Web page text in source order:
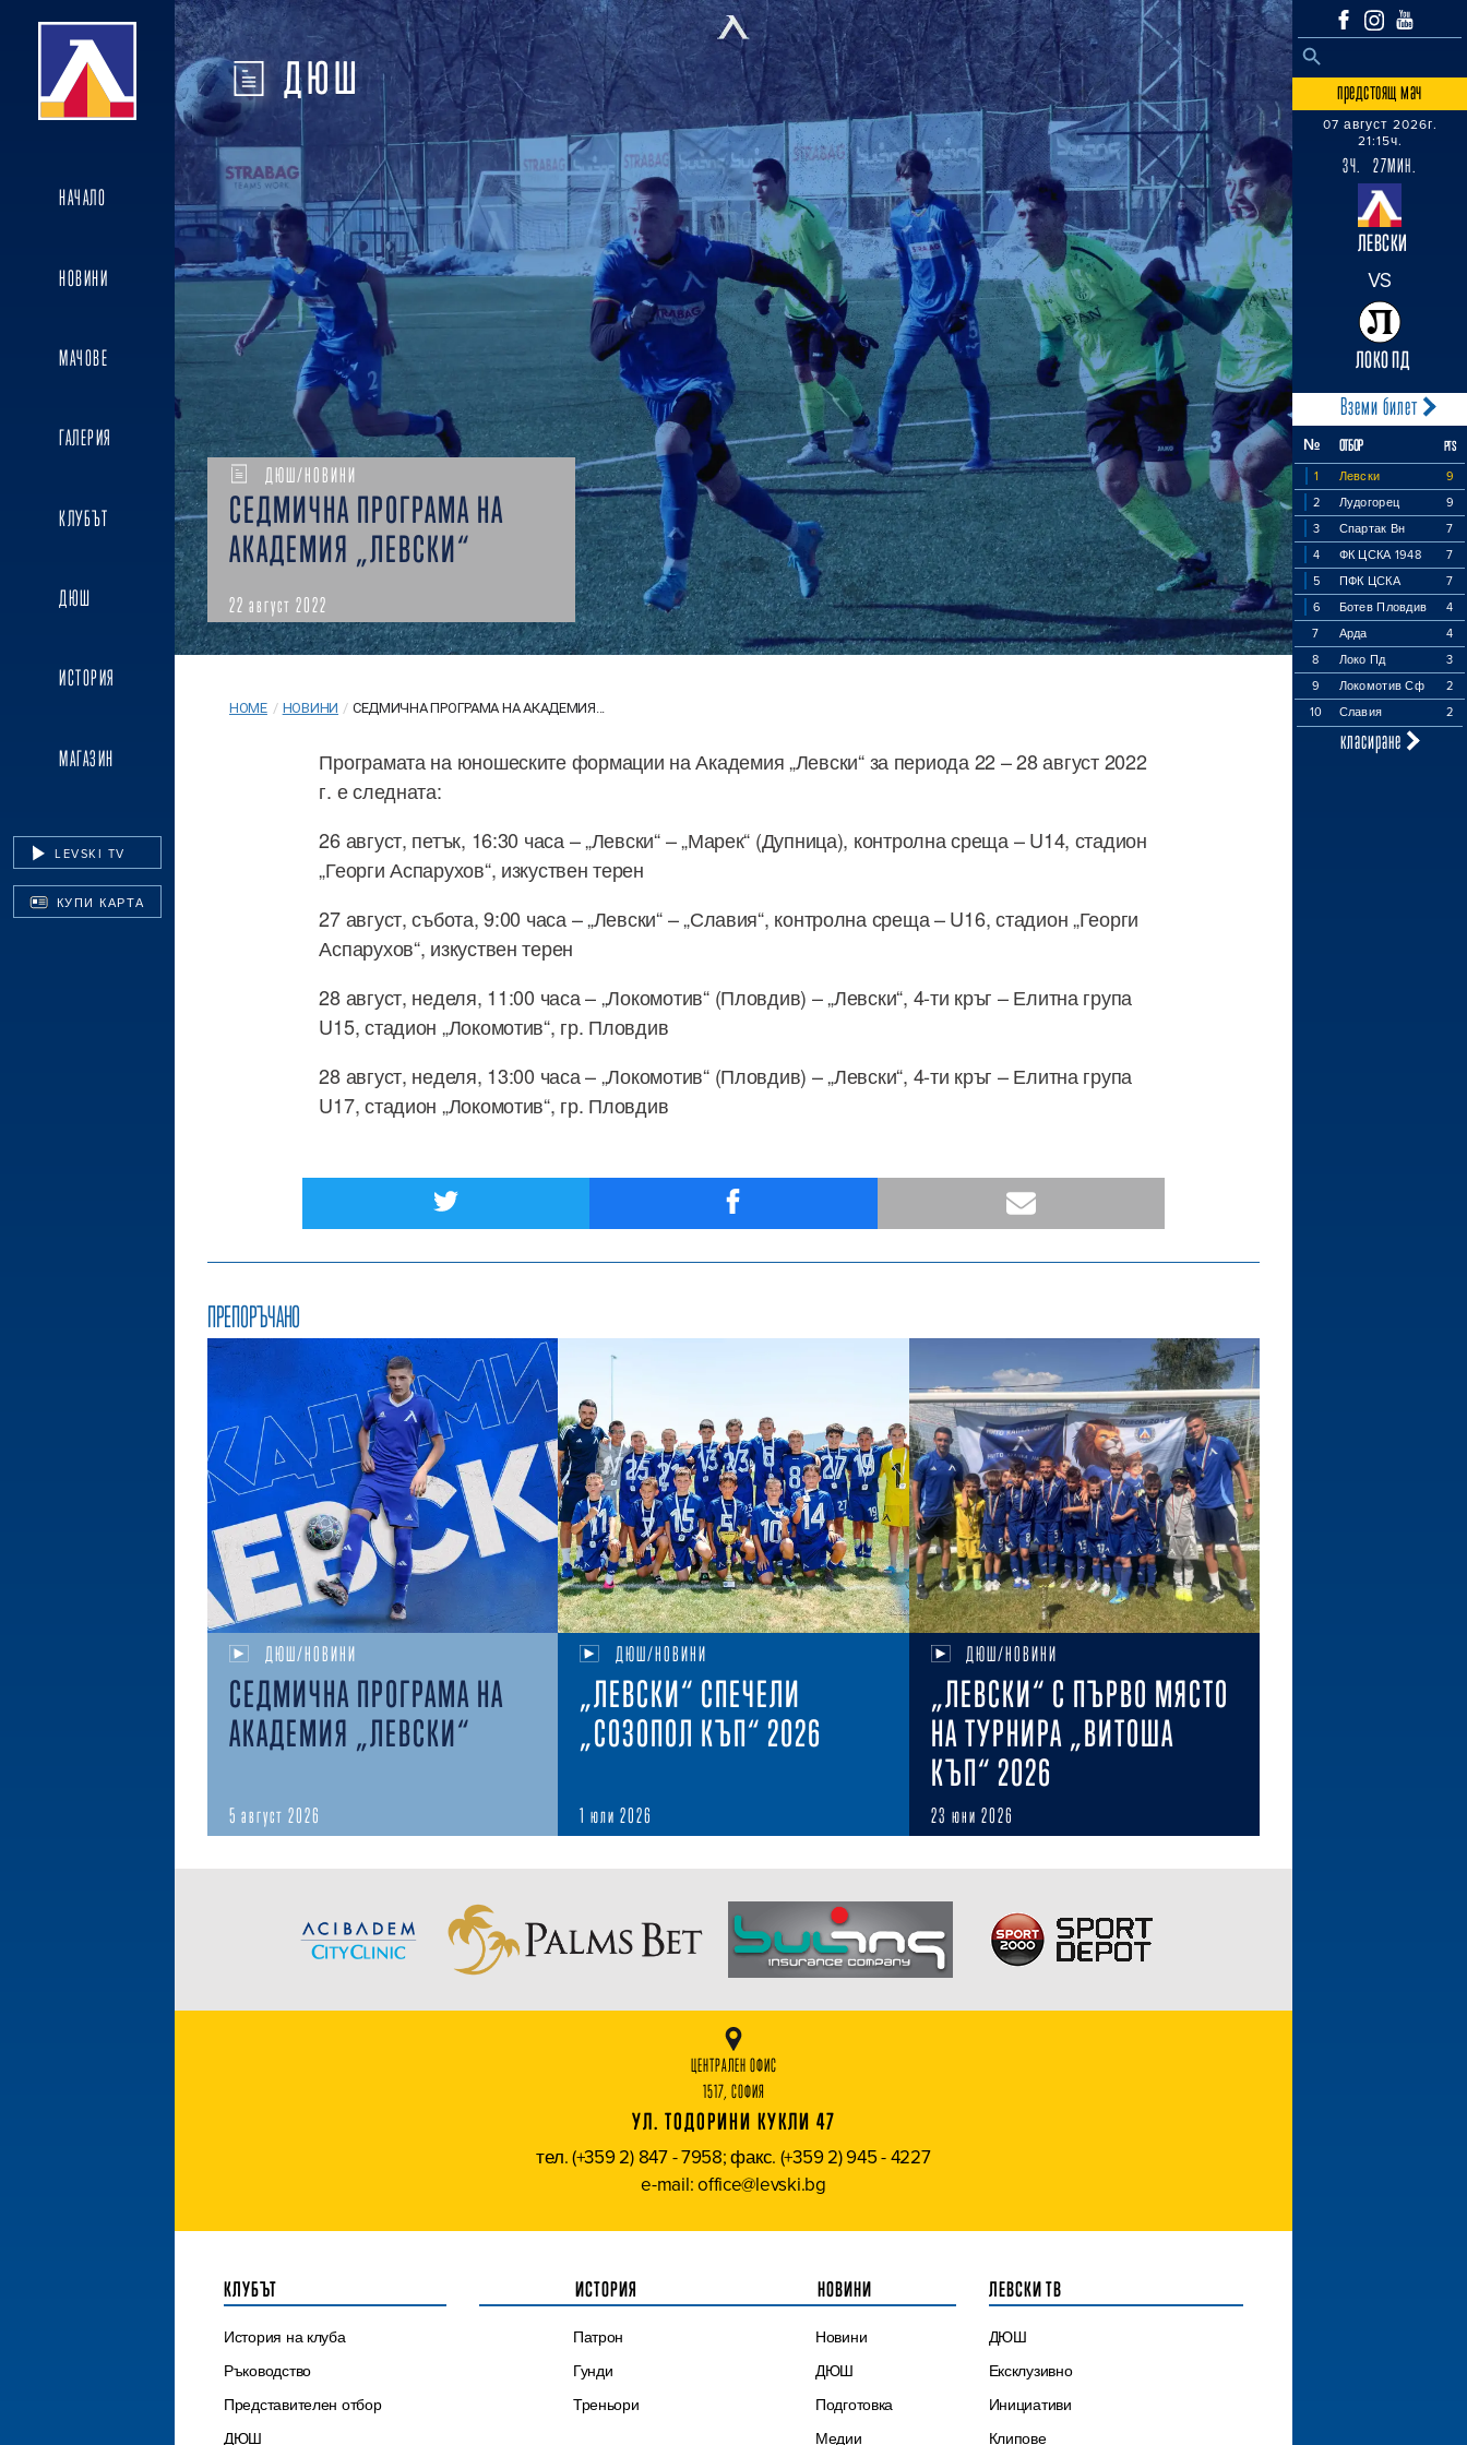
НАЧАЛО
НОВИНИ
МАЧОВЕ
ГАЛЕРИЯ
КЛУБЪТ
ДЮШ
ИСТОРИЯ
МАГАЗИН
LEVSKI TV
КУПИ КАРТА
Search
SEARCH BUTTON
предстоящ мач
07 август 2026г.
21:15ч.
3Ч. 27МИН.
ЛЕВСКИ
VS
ЛОКО ПД
Вземи билет
№ ОТБОР PTS
1 Левски
9
2
Лудогорец
9
3
Спартак Вн
7
4
ФК ЦСКА 1948
7
5
ПФК ЦСКА
7
6
Ботев Пловдив
4
7
Арда
4
8
Локо Пд
3
9
Локомотив Сф
2
10
Славия 2
класиране
ДЮШ
ДЮШ/НОВИНИ
СЕДМИЧНА ПРОГРАМА НА
АКАДЕМИЯ „ЛЕВСКИ“
22 август 2022
HOME / НОВИНИ / СЕДМИЧНА ПРОГРАМА НА АКАДЕМИЯ...
Програмата на юношеските формации на Академия „Левски“ за периода 22 – 28 август 2022
г. е следната:
26 август, петък, 16:30 часа – „Левски“ – „Марек“ (Дупница), контролна среща – U14, стадион
„Георги Аспарухов“, изкуствен терен
27 август, събота, 9:00 часа – „Левски“ – „Славия“, контролна среща – U16, стадион „Георги
Аспарухов“, изкуствен терен
28 август, неделя, 11:00 часа – „Локомотив“ (Пловдив) – „Левски“, 4-ти кръг – Елитна група
U15, стадион „Локомотив“, гр. Пловдив
28 август, неделя, 13:00 часа – „Локомотив“ (Пловдив) – „Левски“, 4-ти кръг – Елитна група
U17, стадион „Локомотив“, гр. Пловдив
ПРЕПОРЪЧАНО
ДЮШ/НОВИНИ
СЕДМИЧНА ПРОГРАМА НА
АКАДЕМИЯ „ЛЕВСКИ“
5 август 2026
ДЮШ/НОВИНИ
„ЛЕВСКИ“ СПЕЧЕЛИ
„СОЗОПОЛ КЪП“ 2026
1 юли 2026
ДЮШ/НОВИНИ
„ЛЕВСКИ“ С ПЪРВО МЯСТО
НА ТУРНИРА „ВИТОША
КЪП“ 2026
23 юни 2026
ЦЕНТРАЛЕН ОФИС
1517, СОФИЯ
УЛ. ТОДОРИНИ КУКЛИ 47
тел. (+359 2) 847 - 7958; факс. (+359 2) 945 - 4227
e-mail: office@levski.bg
КЛУБЪТ
История на клуба
Ръководство
Представителен отбор
ДЮШ
ИСТОРИЯ
Патрон
Гунди
Треньори
НОВИНИ
Новини
ДЮШ
Подготовка
Медии
ЛЕВСКИ ТВ
ДЮШ
Ексклузивно
Инициативи
Клипове